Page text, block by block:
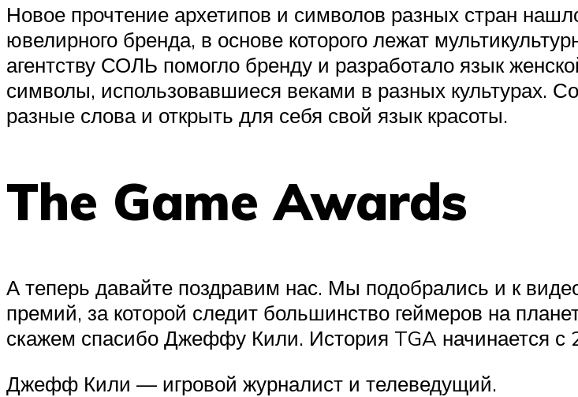
Новое прочтение архетипов и символов разных стран
ювелирного бренда, в основе которого лежат
агентству СОЛЬ помогло бренду и разработало язык
символы, использовавшиеся веками в разных культурах.
разные слова и открыть для себя свой язык красоты.
The Game Awards
А теперь давайте поздравим нас. Мы подобрались и к
премий, за которой следит большинство геймеров на
скажем спасибо Джеффу Кили. История TGA начинается с
Джефф Кили — игровой журналист и телеведущий.